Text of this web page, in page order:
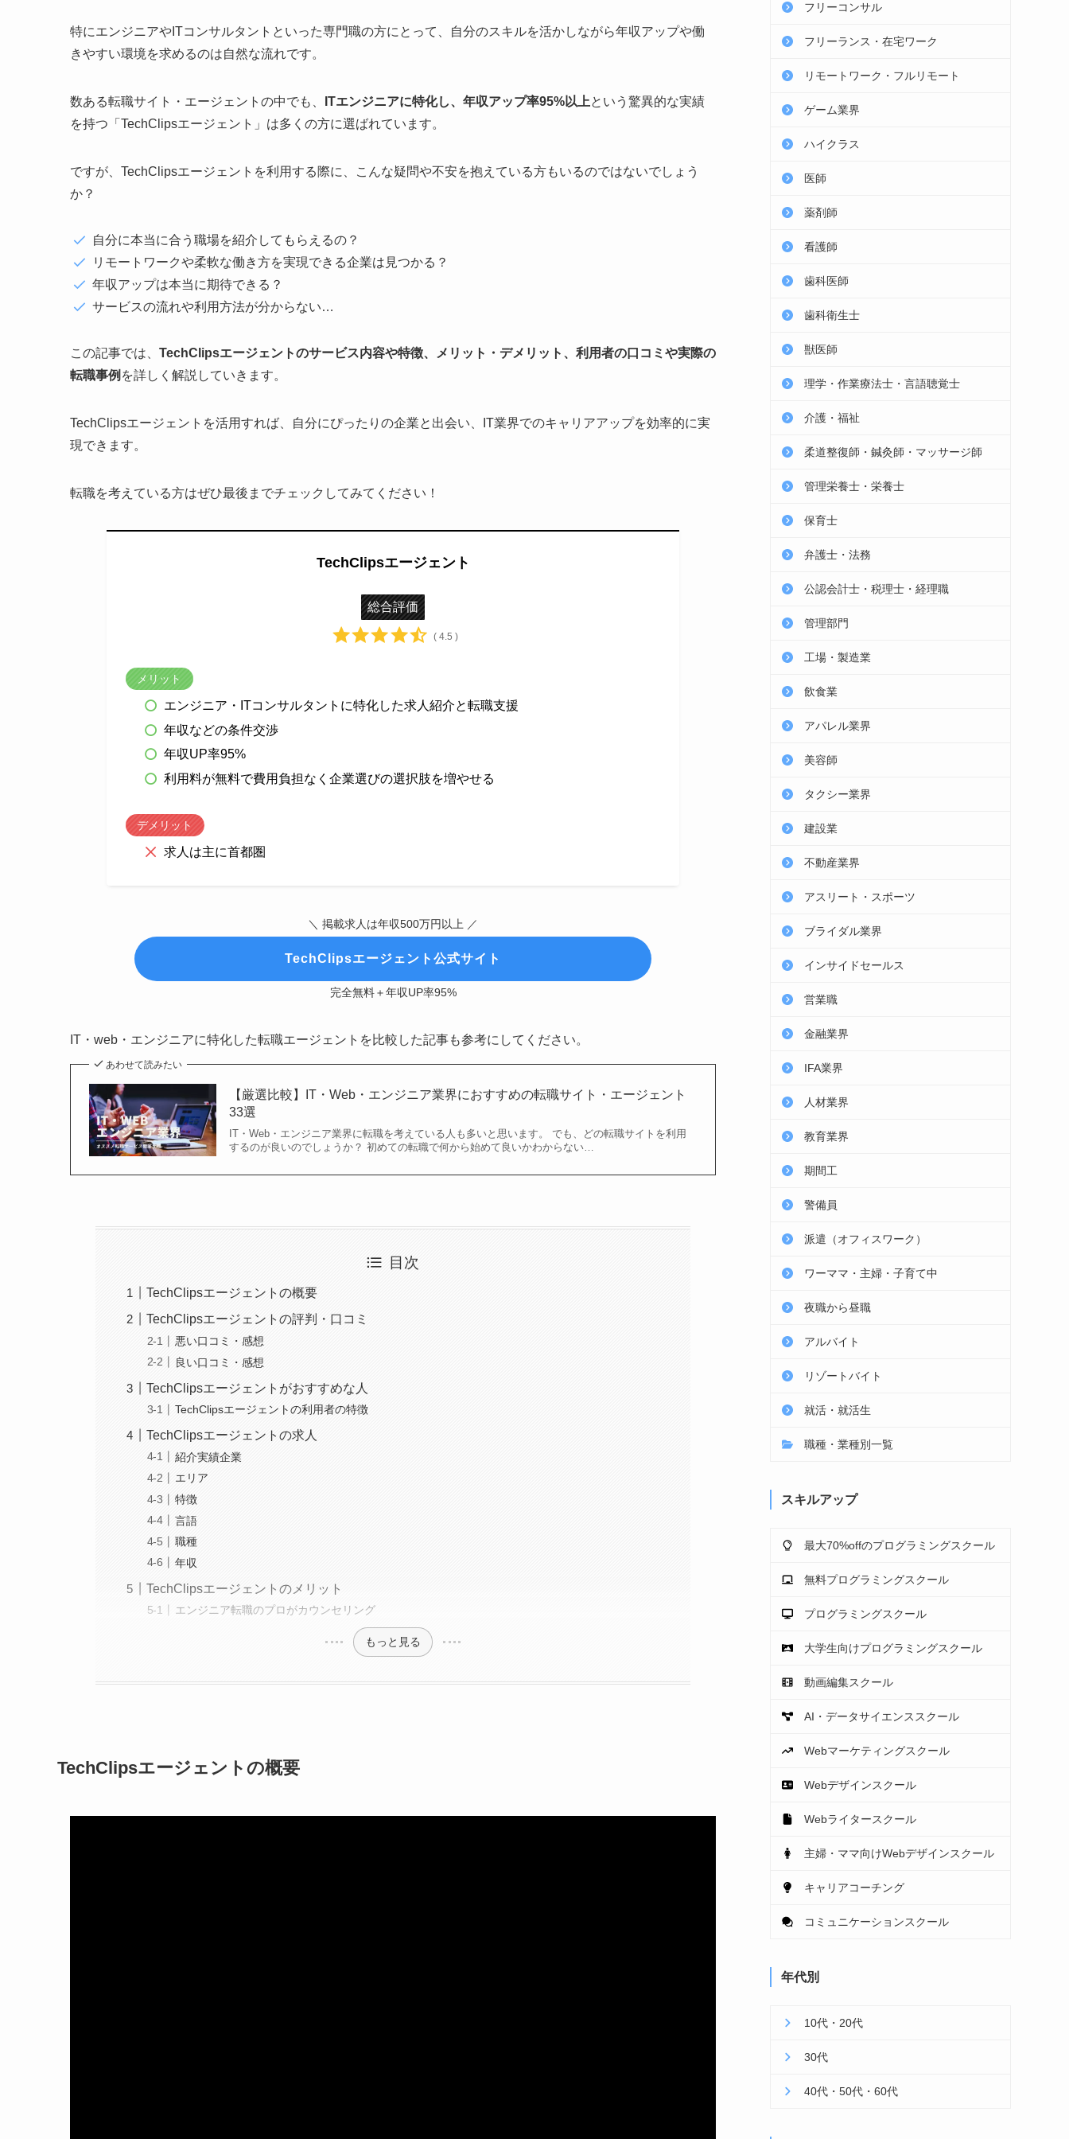
特にエンジニアやITコンサルタントといった専門職の方にとって、自分のスキルを活かしながら年収アップや働
きやすい環境を求めるのは自然な流れです。
数ある転職サイト・エージェントの中でも、 ITエンジニアに特化し、年収アップ率95%以上という驚異的な実績
を持つ「TechClipsエージェント」は多くの方に選ばれています。
ですが、TechClipsエージェントを利用する際に、こんな疑問や不安を抱えている方もいるのではないでしょう
か？
自分に本当に合う職場を紹介してもらえるの？
リモートワークや柔軟な働き方を実現できる企業は見つかる？
年収アップは本当に期待できる？
サービスの流れや利用方法が分からない…
この記事では、 TechClipsエージェントのサービス内容や特徴、メリット・デメリット、利用者の口コミや実際の
転職事例 を詳しく解説していきます。
TechClipsエージェントを活用すれば、自分にぴったりの企業と出会い、IT業界でのキャリアアップを効率的に実
現できます。
転職を考えている方はぜひ最後までチェックしてみてください！
TechClipsエージェント
総合評価
( 4.5 )
メリット
エンジニア・ITコンサルタントに特化した求人紹介と転職支援
年収などの条件交渉
年収UP率95%
利用料が無料で費用負担なく企業選びの選択肢を増やせる
デメリット
求人は主に首都圏
＼ 掲載求人は年収500万円以上 ／
TechClipsエージェント公式サイト
完全無料＋年収UP率95%
IT・web・エンジニアに特化した転職エージェントを比較した記事も参考にしてください。
あわせて読みたい
【厳選比較】IT・Web・エンジニア業界におすすめの転職サイト・エージェント
33選
IT・Web・エンジニア業界に転職を考えている人も多いと思います。 でも、どの転職サイトを利用
するのが良いのでしょうか？ 初めての転職で何から始めて良いかわからない…
目次
TechClipsエージェントの概要
TechClipsエージェントの評判・口コミ
悪い口コミ・感想
良い口コミ・感想
TechClipsエージェントがおすすめな人
TechClipsエージェントの利用者の特徴
TechClipsエージェントの求人
紹介実績企業
エリア
特徴
言語
職種
年収
TechClipsエージェントのメリット
エンジニア転職のプロがカウンセリング
もっと見る
TechClipsエージェントの概要
フリーコンサル
フリーランス・在宅ワーク
リモートワーク・フルリモート
ゲーム業界
ハイクラス
医師
薬剤師
看護師
歯科医師
歯科衛生士
獣医師
理学・作業療法士・言語聴覚士
介護・福祉
柔道整復師・鍼灸師・マッサージ師
管理栄養士・栄養士
保育士
弁護士・法務
公認会計士・税理士・経理職
管理部門
工場・製造業
飲食業
アパレル業界
美容師
タクシー業界
建設業
不動産業界
アスリート・スポーツ
ブライダル業界
インサイドセールス
営業職
金融業界
IFA業界
人材業界
教育業界
期間工
警備員
派遣（オフィスワーク）
ワーママ・主婦・子育て中
夜職から昼職
アルバイト
リゾートバイト
就活・就活生
職種・業種別一覧
スキルアップ
最大70%offのプログラミングスクール
無料プログラミングスクール
プログラミングスクール
大学生向けプログラミングスクール
動画編集スクール
AI・データサイエンススクール
Webマーケティングスクール
Webデザインスクール
Webライタースクール
主婦・ママ向けWebデザインスクール
キャリアコーチング
コミュニケーションスクール
年代別
10代・20代
30代
40代・50代・60代